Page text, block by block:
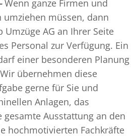
Wenn ganze Firmen und
müssen, dann
Umzüge AG an Ihrer Seite
Personal zur Verfügung. Ein
einer besonderen Planung
übernehmen diese
gerne für Sie und
Anlagen, das
Ausstattung an den
hochmotivierten Fachkräfte